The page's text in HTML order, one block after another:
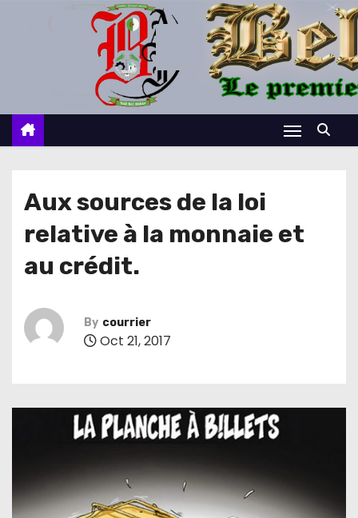
c
Aux sources de la loi
relative à la monnaie et
au crédit.
By courrier
Oct 21, 2017